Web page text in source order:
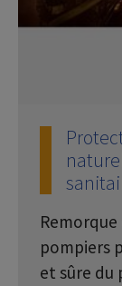
pompiers
et sûre du